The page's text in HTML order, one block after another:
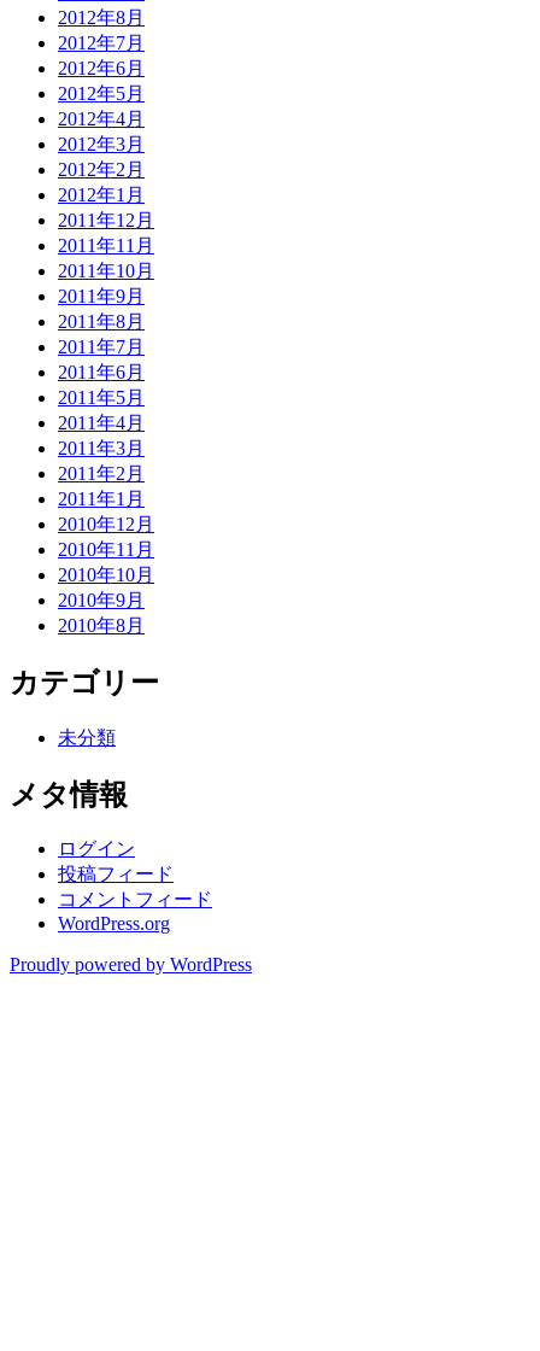
2012年8月
2012年7月
2012年6月
2012年5月
2012年4月
2012年3月
2012年2月
2012年1月
2011年12月
2011年11月
2011年10月
2011年9月
2011年8月
2011年7月
2011年6月
2011年5月
2011年4月
2011年3月
2011年2月
2011年1月
2010年12月
2010年11月
2010年10月
2010年9月
2010年8月
カテゴリー
未分類
メタ情報
ログイン
投稿フィード
コメントフィード
WordPress.org
Proudly powered by WordPress